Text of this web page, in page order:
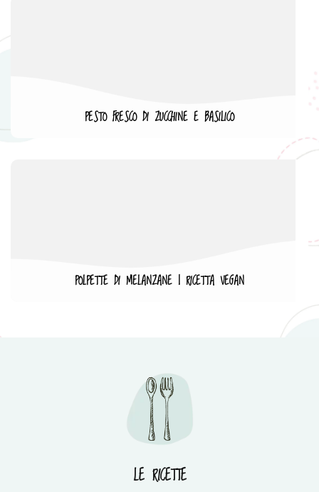
PESTO FRESCO DI ZUCCHINE E BASILICO
POLPETTE DI MELANZANE | RICETTA VEGAN
LE RICETTE